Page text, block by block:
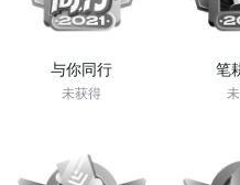
与你同行
未获得
笔